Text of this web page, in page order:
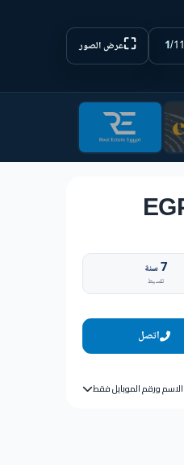
1/11
⛶عرض الصور
7سنة
تقسيط
اتصل
الاسم ورقم الموبايل فقط